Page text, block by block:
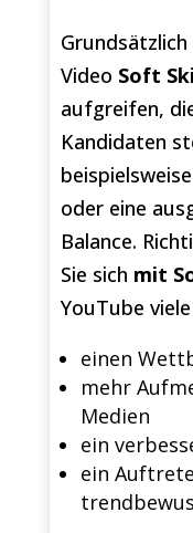
Video Soft
aufgreifen,
Kandidaten
oder eine
Balance.
Sie sich mit
YouTube viele
einen
mehr
Medien
ein
ein